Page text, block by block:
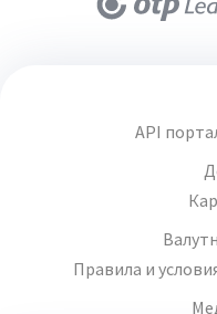
API
Правила и